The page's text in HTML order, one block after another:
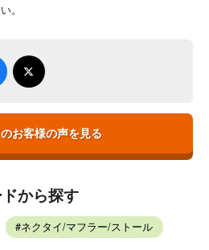
。
お客様の声を見る
から探す
ネクタイ/マフラー/ストール